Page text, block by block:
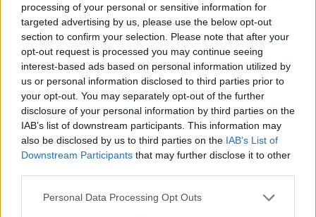
processing of your personal or sensitive information for
targeted advertising by us, please use the below opt-out
section to confirm your selection. Please note that after your
opt-out request is processed you may continue seeing
interest-based ads based on personal information utilized by
us or personal information disclosed to third parties prior to
your opt-out. You may separately opt-out of the further
disclosure of your personal information by third parties on the
IAB’s list of downstream participants. This information may
also be disclosed by us to third parties on the IAB’s List of
Downstream Participants that may further disclose it to other
Personal Data Processing Opt Outs
Το ΚΚΕ κρέμασε πανό για την Παλαιστίνη
στην Ακρόπολη: «Να σταματήσει η
γενοκτονία» (video)